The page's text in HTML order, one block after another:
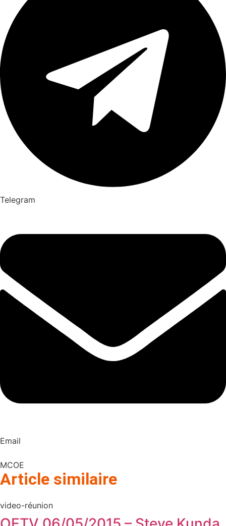
Telegram
Email
MCOE
Article similaire​
video-réunion